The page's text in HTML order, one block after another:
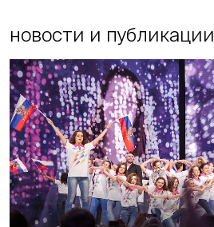
новости и публикации